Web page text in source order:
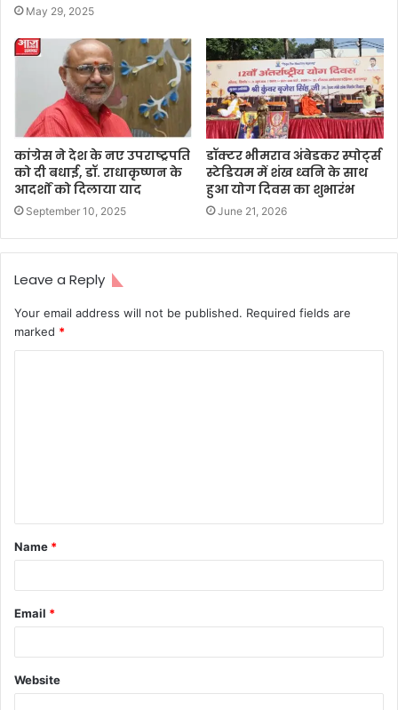
May 29, 2025
कांग्रेस ने देश के नए उपराष्ट्रपति
को दी बधाई, डॉ. राधाकृष्णन के
आदर्शों को दिलाया याद
September 10, 2025
डॉक्टर भीमराव अंबेडकर स्पोर्ट्स
स्टेडियम में शंख ध्वनि के साथ
हुआ योग दिवस का शुभारंभ
June 21, 2026
Leave a Reply
Your email address will not be published. Required fields are
marked *
t
*
Name *
Email *
Website